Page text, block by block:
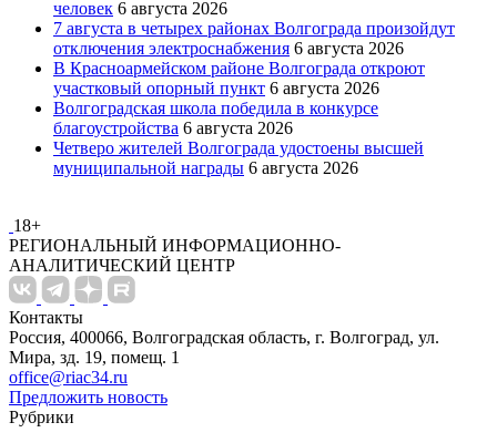
человек 6 августа 2026
7 августа в четырех районах Волгограда произойдут
отключения электроснабжения 6 августа 2026
В Красноармейском районе Волгограда откроют
участковый опорный пункт 6 августа 2026
Волгоградская школа победила в конкурсе
благоустройства 6 августа 2026
Четверо жителей Волгограда удостоены высшей
муниципальной награды 6 августа 2026
18+
РЕГИОНАЛЬНЫЙ ИНФОРМАЦИОННО-
АНАЛИТИЧЕСКИЙ ЦЕНТР
Контакты
Россия, 400066, Волгоградская область, г. Волгоград, ул.
Мира, зд. 19, помещ. 1
office@riac34.ru
Предложить новость
Рубрики